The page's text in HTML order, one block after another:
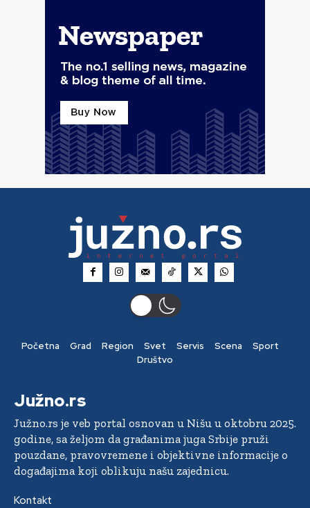
Početna Grad Region Svet Servis Scena
Sport
Društvo
Južno.rs
Južno.rs je veb portal osnovan u Nišu u oktobru 2025.
godine, sa željom da građanima juga Srbije pruži
pouzdane, pravovremene i objektivne informacije o
događajima koji oblikuju našu zajednicu.
Kontakt